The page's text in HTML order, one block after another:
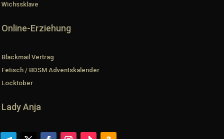
Wichssklave
Online-Erziehung
Blackmail Vertrag
Fetisch / BDSM Adventskalender
Locktober
Lady Anja